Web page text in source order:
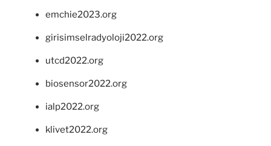
emchie2023.org
girisimselradyoloji2022.org
utcd2022.org
biosensor2022.org
ialp2022.org
klivet2022.org